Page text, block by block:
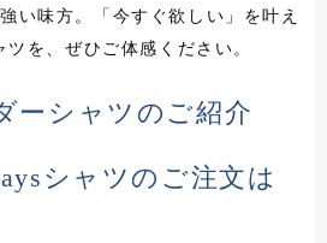
い味方。「今すぐ欲しい」を叶え
を、ぜひご体感ください。
ーシャツのご紹介
シャツのご注文は